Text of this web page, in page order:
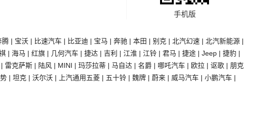
手机版
腾 | 宝沃 | 比速汽车 | 比亚迪 | 宝马 | 奔驰 | 本田 | 别克 | 北汽幻速 | 北汽新能源 |
| 海马 | 红旗 | 几何汽车 | 捷达 | 吉利 | 江淮 | 江铃 | 君马 | 捷途 | Jeep | 捷豹 |
| 雷克萨斯 | 陆风 | MINI | 玛莎拉蒂 | 马自达 | 名爵 | 哪吒汽车 | 欧拉 | 讴歌 | 朋克
| 坦克 | 沃尔沃 | 上汽通用五菱 | 五十铃 | 魏牌 | 蔚来 | 威马汽车 | 小鹏汽车 |